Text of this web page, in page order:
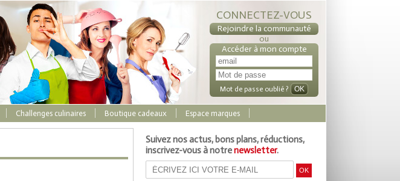
CONNECTEZ-VOUS
Rejoindre la communauté
ou
Accéder à mon compte
Mot de passe oublié ?
Challenges culinaires Boutique cadeaux Espace marques
Suivez nos actus, bons plans, réductions,
inscrivez-vous à notrenewsletter.